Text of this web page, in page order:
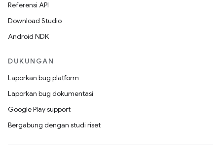
Referensi API
Download Studio
Android NDK
DUKUNGAN
Laporkan bug platform
Laporkan bug dokumentasi
Google Play support
Bergabung dengan studi riset